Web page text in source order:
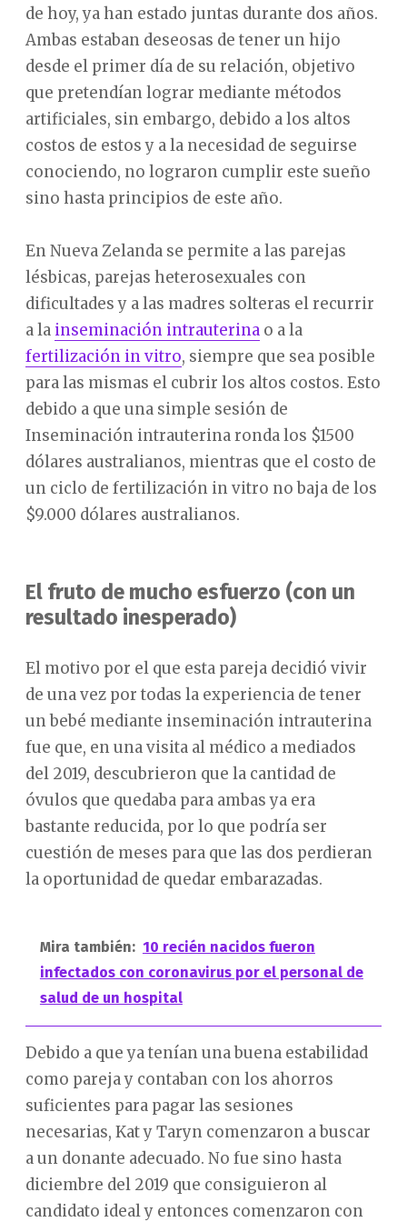
de hoy, ya han estado juntas durante dos años.
Ambas estaban deseosas de tener un hijo
desde el primer día de su relación, objetivo
que pretendían lograr mediante métodos
artificiales, sin embargo, debido a los altos
costos de estos y a la necesidad de seguirse
conociendo, no lograron cumplir este sueño
sino hasta principios de este año.
En Nueva Zelanda se permite a las parejas
lésbicas, parejas heterosexuales con
dificultades y a las madres solteras el recurrir
a la inseminación intrauterinao a la
fertilización in vitro, siempre que sea posible
para las mismas el cubrir los altos costos. Esto
debido a que una simple sesión de
Inseminación intrauterina ronda los $1500
dólares australianos, mientras que el costo de
un ciclo de fertilización in vitro no baja de los
$9.000 dólares australianos.
El fruto de mucho esfuerzo (con un
resultado inesperado)
El motivo por el que esta pareja decidió vivir
de una vez por todas la experiencia de tener
un bebé mediante inseminación intrauterina
fue que, en una visita al médico a mediados
del 2019, descubrieron que la cantidad de
óvulos que quedaba para ambas ya era
bastante reducida, por lo que podría ser
cuestión de meses para que las dos perdieran
la oportunidad de quedar embarazadas.
Mira también: 10 recién nacidos fueron
infectados con coronavirus por el personal de
salud de un hospital
Debido a que ya tenían una buena estabilidad
como pareja y contaban con los ahorros
suficientes para pagar las sesiones
necesarias, Kat y Taryn comenzaron a buscar
a un donante adecuado. No fue sino hasta
diciembre del 2019 que consiguieron al
candidato ideal y entonces comenzaron con